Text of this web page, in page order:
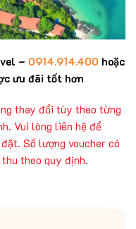
– 0914.914.400 hoặc
ưu đãi tốt hơn
thay đổi tùy theo từng
Vui lòng liên hệ để
Số lượng voucher có
theo quy định.